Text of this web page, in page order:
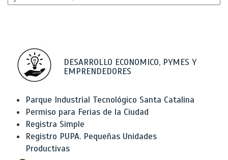
DESARROLLO ECONOMICO, PYMES Y
EMPRENDEDORES
Parque Industrial Tecnológico Santa Catalina
Permiso para Ferias de la Ciudad
Registra Simple
Registro PUPA. Pequeñas Unidades
Productivas